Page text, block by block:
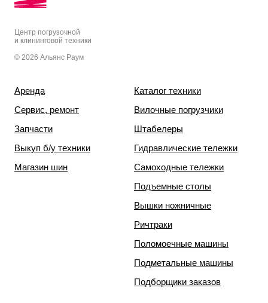
Центр погрузочной
и клининговой техники
© 2026 Альянс Раум
Аренда
Сервис, ремонт
Запчасти
Выкуп б/у техники
Магазин шин
Каталог техники
Вилочные погрузчики
Штабелеры
Гидравлические тележки
Самоходные тележки
Подъемные столы
Вышки ножничные
Ричтраки
Поломоечные машины
Подметальные машины
Подборщики заказов